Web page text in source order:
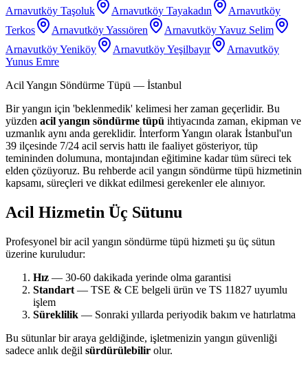
Arnavutköy Taşoluk
Arnavutköy Tayakadın
Arnavutköy
Terkos
Arnavutköy Yassıören
Arnavutköy Yavuz Selim
Arnavutköy Yeniköy
Arnavutköy Yeşilbayır
Arnavutköy
Yunus Emre
Acil Yangın Söndürme Tüpü — İstanbul
Bir yangın için 'beklenmedik' kelimesi her zaman geçerlidir. Bu
yüzden acil yangın söndürme tüpü ihtiyacında zaman, ekipman ve
uzmanlık aynı anda gereklidir. İnterform Yangın olarak İstanbul'un
39 ilçesinde 7/24 acil servis hattı ile faaliyet gösteriyor, tüp
temininden dolumuna, montajından eğitimine kadar tüm süreci tek
elden çözüyoruz. Bu rehberde acil yangın söndürme tüpü hizmetinin
kapsamı, süreçleri ve dikkat edilmesi gerekenler ele alınıyor.
Acil Hizmetin Üç Sütunu
Profesyonel bir acil yangın söndürme tüpü hizmeti şu üç sütun
üzerine kuruludur:
Hız — 30-60 dakikada yerinde olma garantisi
Standart — TSE & CE belgeli ürün ve TS 11827 uyumlu
işlem
Süreklilik — Sonraki yıllarda periyodik bakım ve hatırlatma
Bu sütunlar bir araya geldiğinde, işletmenizin yangın güvenliği
sadece anlık değil sürdürülebilir olur.